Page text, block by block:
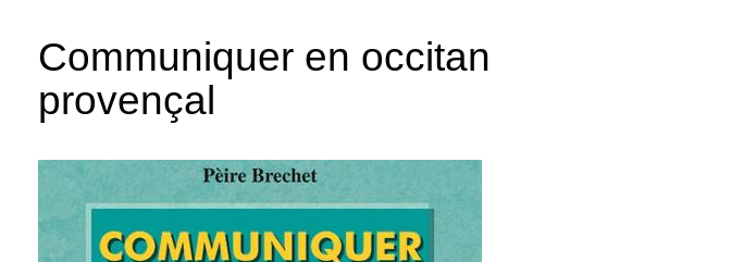
Communiquer en occitan
provençal